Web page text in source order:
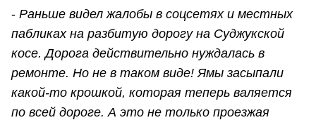
- Раньше видел жалобы в соцсетях и местных
пабликах на разбитую дорогу на Суджукской
косе. Дорога действительно нуждалась в
ремонте. Но не в таком виде! Ямы засыпали
какой-то крошкой, которая теперь валяется
по всей дороге. А это не только проезжая